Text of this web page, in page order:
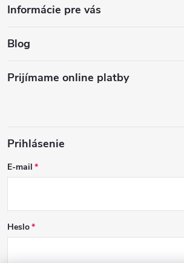
Informácie pre vás
Blog
Prijímame online platby
Prihlásenie
E-mail
Heslo